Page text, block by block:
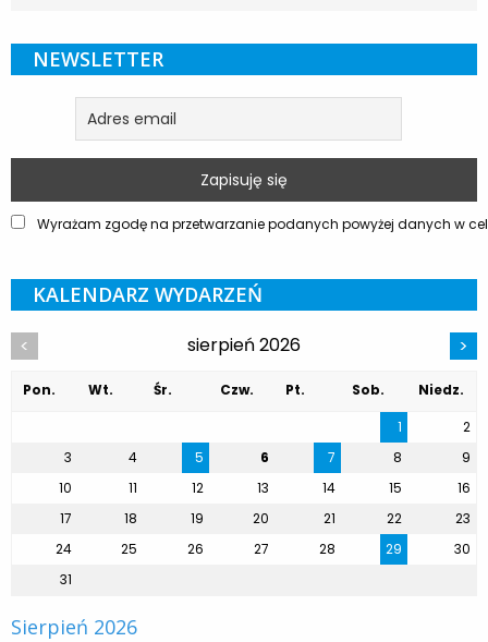
NEWSLETTER
Wyrażam zgodę na przetwarzanie podanych powyżej danych w
KALENDARZ WYDARZEŃ
< sierpień 2026 >
Pon. Wt. Śr. Czw. Pt. Sob.
Niedz.
1
2
3
4 5 6 7 8
9
10
11 12 13 14 15
16
17
18 19 20 21 22
23
24
25 26 27 28 29
30
31
Sierpień 2026